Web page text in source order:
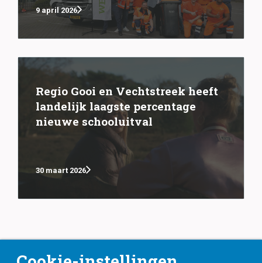
9 april 2026
Regio Gooi en Vechtstreek heeft
landelijk laagste percentage
nieuwe schooluitval
30 maart 2026